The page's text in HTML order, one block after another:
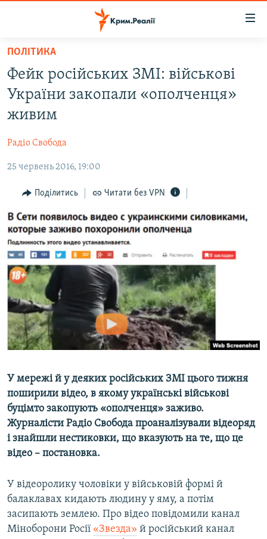
Перейти
основного
матеріалу
Перейти
до
основної
Перейти
пошуку
ВОДА.КРИМ
ВІДЕО ТА ФОТО
БЛОГИ
ПОГЛЯД
ІНТЕРВ'Ю
ВСЕ ЗА ДЕНЬ
СПЕЦПРОЕКТИ
ДЕПОРТАЦІЯ
ВІДЕОУРОКИ «ELIFBE»
СВІДЧЕННЯ ОКУПАЦІЇ
УКРАЇНСЬКА ПРОБЛЕМА КРИМУ
ІНФОГРАФІКА
ЯК ОБІЙТИ БЛОКУВАННЯ
Русский
Qırımtatar
ДОЛУЧАЙСЯ!
Усі сайти RFE/RL
ПОЛІТИКА
Фейк російських ЗМІ: військові
України закопали «ополченця»
живим
Радіо Свобода
25 червень 2016, 19:00
Поділитись Читати без VPN
У мережі й у деяких російських ЗМІ цього тижня
поширили відео, в якому українські військові
буцімто закопують «ополченця» заживо.
Журналісти Радіо Свобода проаналізували відеоряд
і знайшли нестиковки, що вказують на те, що це
відео – постановка.
У відеоролику чоловіки у військовій формі й
балаклавах кидають людину у яму, а потім
засипають землею. Про відео повідомили канал
Міноборони Росії «Звезда» й російський канал